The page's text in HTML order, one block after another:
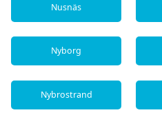
Nusnäs
Nyborg
Nybrostrand